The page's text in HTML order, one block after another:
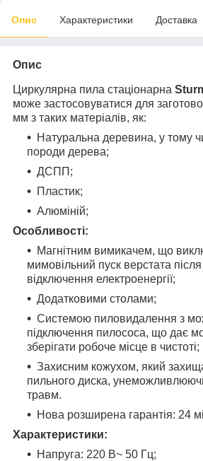
Опис Характеристики Доставка
Опис
Циркулярна пила стаціонарна
може застосовуватися для
мм з таких матеріалів, як:
Натуральна деревина, у тому
породи дерева;
ДСПП;
Пластик;
Алюміній;
Особливості:
Магнітним вимикачем, що
мимовільний пуск верстата
відключення електроенергії;
Додатковими столами;
Системою пиловидалення з
підключення пилососа, що дає
зберігати робоче місце в чистоті;
Захисним кожухом, який
пильного диска,
травм.
Нова розширена гарантія: 24
Характеристики:
Напруга: 220 В~ 50 Гц;